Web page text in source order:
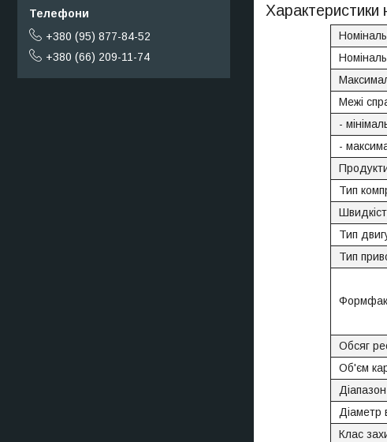
Межі
-
-
Тип
Тип
Тип
Обсяг
Об'єм
Діаметр
Клас
+380 (95) 877-84-52
+380 (66) 209-11-74